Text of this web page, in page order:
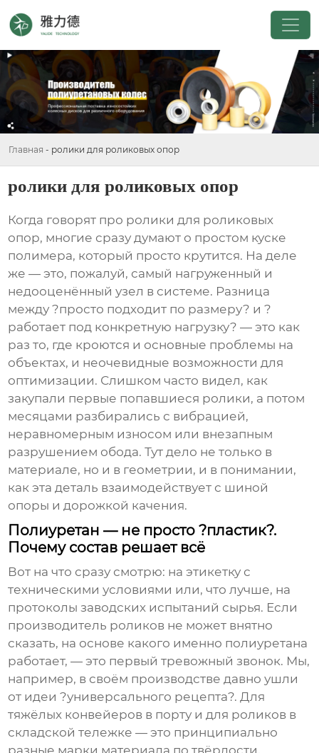
Главная - ролики для роликовых опор
ролики для роликовых опор
Когда говорят про ролики для роликовых
опор, многие сразу думают о простом куске
полимера, который просто крутится. На деле
же — это, пожалуй, самый нагруженный и
недооценённый узел в системе. Разница
между ?просто подходит по размеру? и ?
работает под конкретную нагрузку? — это как
раз то, где кроются и основные проблемы на
объектах, и неочевидные возможности для
оптимизации. Слишком часто видел, как
закупали первые попавшиеся ролики, а потом
месяцами разбирались с вибрацией,
неравномерным износом или внезапным
разрушением обода. Тут дело не только в
материале, но и в геометрии, и в понимании,
как эта деталь взаимодействует с шиной
опоры и дорожкой качения.
Полиуретан — не просто ?пластик?.
Почему состав решает всё
Вот на что сразу смотрю: на этикетку с
техническими условиями или, что лучше, на
протоколы заводских испытаний сырья. Если
производитель роликов не может внятно
сказать, на основе какого именно полиуретана
работает, — это первый тревожный звонок. Мы,
например, в своём производстве давно ушли
от идеи ?универсального рецепта?. Для
тяжёлых конвейеров в порту и для роликов в
складской тележке — это принципиально